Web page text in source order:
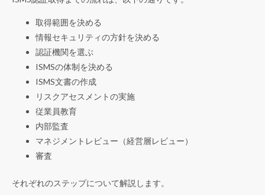
取得範囲を決める
情報セキュリティの方針を決める
認証機関を選ぶ
ISMSの体制を決める
ISMS文書の作成
リスクアセスメントの実施
従業員教育
内部監査
マネジメントレビュー（経営層レビュー）
審査
それぞれのステップについて解説します。